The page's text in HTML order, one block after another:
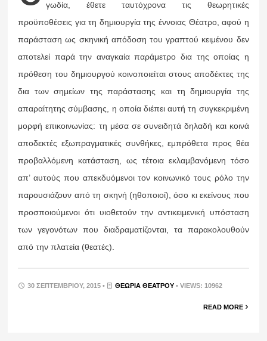
γωδία, έθετε ταυτόχρονα τις θεωρητικές
προϋποθέσεις για τη δημιουργία της έννοιας Θέατρο, αφού η
παράσταση ως σκηνική απόδοση του γραπτού κειμένου δεν
αποτελεί πα­ρά την αναγκαία παράμετρο δια της οποίας η
πρόθεση του δημιουργού κοινοποιείται στους αποδέκτες της
δια των σημείων της παράστασης και τη δημιουργία της
απαραίτη­της σύμβασης, η οποία διέπει αυτή τη συγκεκριμένη
μορφή επικοινωνίας: τη μέσα σε συνειδητά δηλαδή και κοινά
α­ποδεκτές εξωπραγματικές συνθήκες, εμπρόθετα προς θέα
προβαλλόμενη κατάσταση, ως τέτοια εκλαμβανόμενη τόσο
απ’ αυτούς που απεκδυόμενοι τον κοινωνικό τους ρόλο την
παρουσιάζουν από τη σκηνή (ηθοποιοί), όσο κι εκεί­νους που
προσποιούμενοι ότι υιοθετούν την αντικειμενική υπόσταση
των γεγονότων που διαδραματίζονται, τα πα­ρακολουθούν
από την πλατεία (θεατές).
30 ΣΕΠΤΕΜΒΡΊΟΥ, 2015 • ΘΕΩΡΊΑ ΘΕΆΤΡΟΥ • VIEWS: 10962
READ MORE